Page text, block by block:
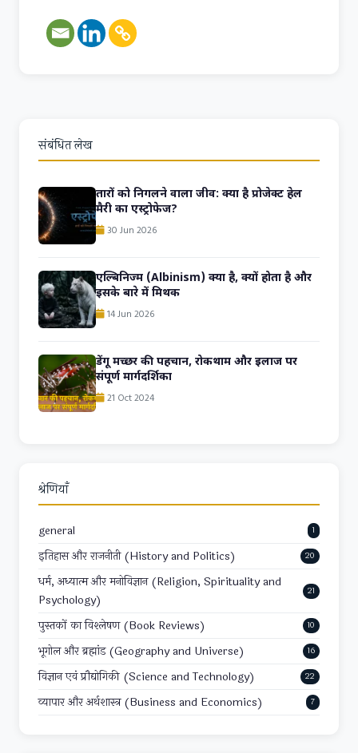
संबंधित लेख
तारों को निगलने वाला जीव: क्या है प्रोजेक्ट हेल
मैरी का एस्ट्रोफेज?
30 Jun 2026
एल्बिनिज्म (Albinism) क्या है, क्यों होता है और
इसके बारे में मिथक
14 Jun 2026
डेंगू मच्छर की पहचान, रोकथाम और इलाज पर
संपूर्ण मार्गदर्शिका
21 Oct 2024
श्रेणियाँ
general 1
इतिहास और राजनीती (History and Politics) 20
धर्म, अध्यात्म और मनोविज्ञान (Religion, Spirituality and
Psychology)
21
पुस्तकों का विश्लेषण (Book Reviews) 10
भूगोल और ब्रह्मांड (Geography and Universe) 16
विज्ञान एवं प्रौद्योगिकी (Science and Technology) 22
व्यापार और अर्थशास्त्र (Business and Economics) 7